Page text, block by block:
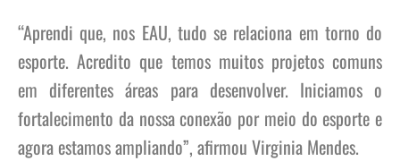
“Aprendi que, nos EAU, tudo se relaciona em torno do
esporte. Acredito que temos muitos projetos comuns
em diferentes áreas para desenvolver. Iniciamos o
fortalecimento da nossa conexão por meio do esporte e
agora estamos ampliando”, afirmou Virginia Mendes.